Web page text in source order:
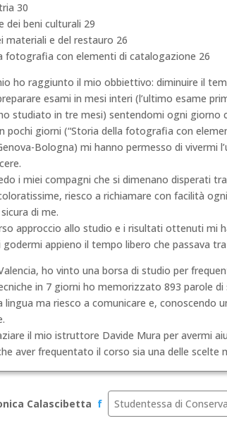
30
dei beni culturali 29
materiali e del restauro 26
fotografia con elementi di catalogazione 26
ho raggiunto il mio obbiettivo: diminuire il
esami in mesi interi (l’ultimo esame
studiato in tre mesi) sentendomi ogni giorno
pochi giorni (“Storia della fotografia con
Bologna) mi hanno permesso di vivermi
i miei compagni che si dimenano disperati
riesco a richiamare con facilità
di me.
approccio allo studio e i risultati ottenuti mi
godermi appieno il tempo libero che passava
ho vinto una borsa di studio per
in 7 giorni ho memorizzato 893 parole
lingua ma riesco a comunicare e, conoscendo
il mio istruttore Davide Mura per avermi
aver frequentato il corso sia una delle scelte
Calascibetta f Studentessa di